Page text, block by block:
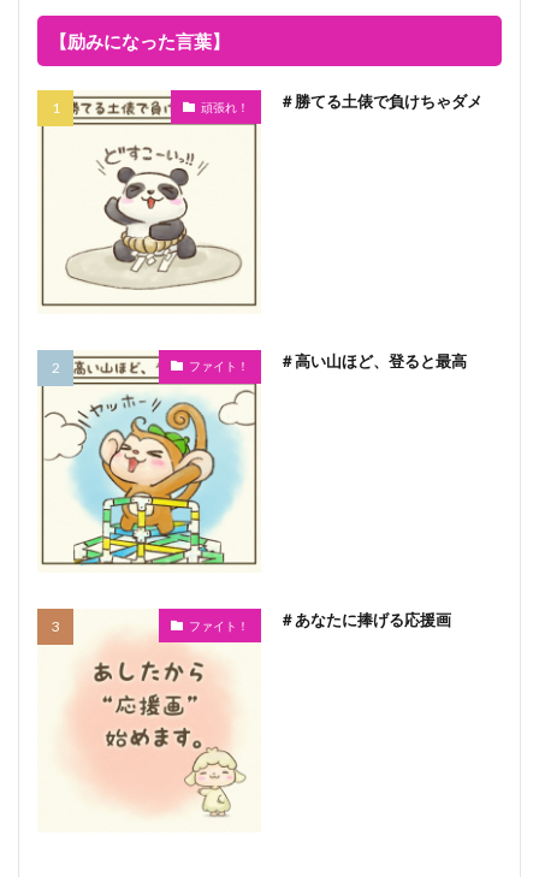
【励みになった言葉】
頑張れ！ ＃勝てる土俵で負けちゃダメ
ファイト！ ＃高い山ほど、登ると最高
ファイト！ ＃あなたに捧げる応援画